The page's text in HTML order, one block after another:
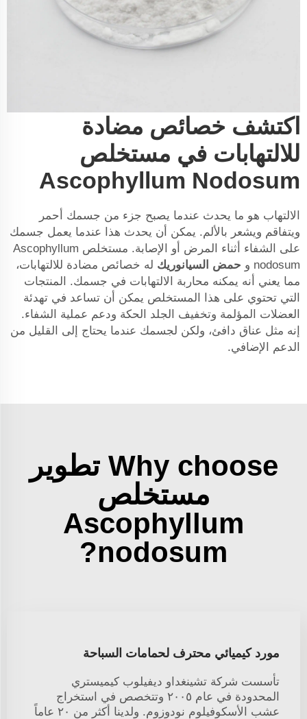
اكتشف خصائص مضادة
للالتهابات في مستخلص
Ascophyllum Nodosum
الالتهاب هو ما يحدث عندما يصبح جزء من جسمك أحمر
ويتفاقم ويشعر بالألم. يمكن أن يحدث هذا عندما يعمل جسمك
على الشفاء أثناء المرض أو الإصابة. مستخلص Ascophyllum
nodosum و
حمض السيانوريك له خصائص مضادة للالتهابات،
مما يعني أنه يمكنه محاربة الالتهابات في جسمك. المنتجات
التي تحتوي على هذا المستخلص يمكن أن تساعد في تهدئة
العضلات المؤلمة وتخفيف الجلد الحكة ودعم عملية الشفاء.
إنه مثل عناق دافئ، ولكن لجسمك عندما يحتاج إلى القليل من
الدعم الإضافي.
Why choose تطوير
مستخلص
Ascophyllum
nodosum?
مورد كيميائي محترف لحمامات السباحة
تأسست شركة تشينغداو ديفيلوب كيميستري
المحدودة في عام ٢٠٠٥ وتتخصص في استخراج
عشب الأسكوفيلوم نودوزوم. ولدينا أكثر من ٢٠ عاماً